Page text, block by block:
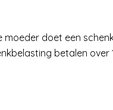
doet een
betalen over